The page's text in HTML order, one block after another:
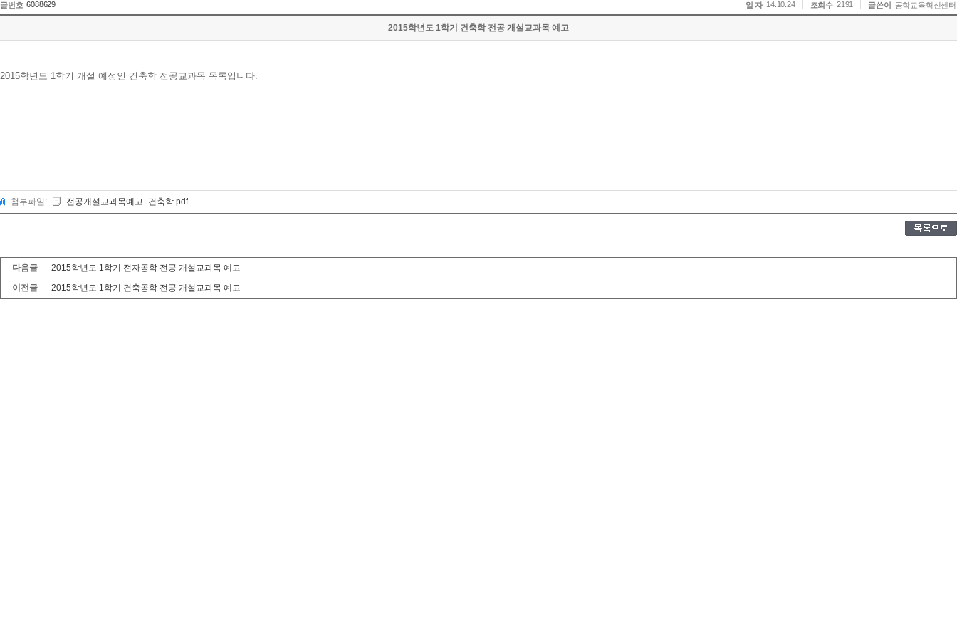
글번호 6088629 일 자 14.10.24 조회수 2191 글쓴이 공학교육혁신센터
2015학년도 1학기 건축학 전공 개설교과목 예고
2015학년도 1학기 개설 예정인 건축학 전공교과목 목록입니다.
첨부파일: 전공개설교과목예고_건축학.pdf
다음글
2015학년도 1학기 전자공학 전공 개설교과목 예고
이전글
2015학년도 1학기 건축공학 전공 개설교과목 예고